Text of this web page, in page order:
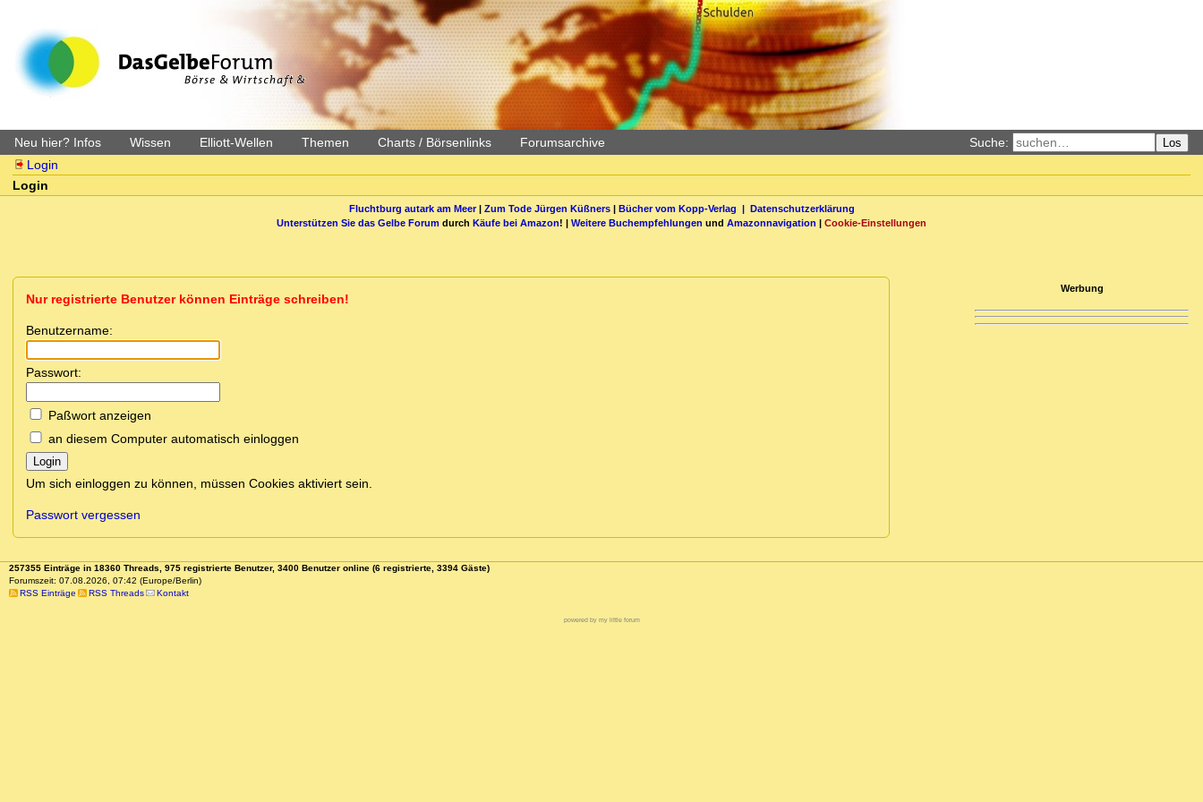
Neu hier? Infos Wissen Elliott-Wellen Themen Charts / Börsenlinks Forumsarchive Suche: Los
Login
Login
Fluchtburg autark am Meer| Zum Tode Jürgen Küßners| Bücher vom Kopp-Verlag | Datenschutzerklärung
Unterstützen Sie das Gelbe Forum durch Käufe bei Amazon! | Weitere Buchempfehlungen und Amazonnavigation | Cookie-Einstellungen
Nur registrierte Benutzer können Einträge schreiben!
Benutzername:
Passwort:
Paßwort anzeigen
an diesem Computer automatisch einloggen
Login
Um sich einloggen zu können, müssen Cookies aktiviert sein.
Passwort vergessen
Werbung
257355 Einträge in 18360 Threads, 975 registrierte Benutzer, 3400 Benutzer online (6 registrierte, 3394 Gäste)
Forumszeit: 07.08.2026, 07:42 (Europe/Berlin)
RSS Einträge
RSS Threads Kontakt
powered by my little forum